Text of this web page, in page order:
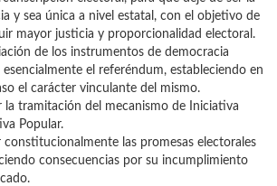
y sea única a nivel estatal, con el objetivo de
mayor justicia y proporcionalidad electoral.
de los instrumentos de democracia
esencialmente el referéndum, estableciendo en
el carácter vinculante del mismo.
la tramitación del mecanismo de Iniciativa
Popular.
constitucionalmente las promesas electorales
consecuencias por su incumplimiento